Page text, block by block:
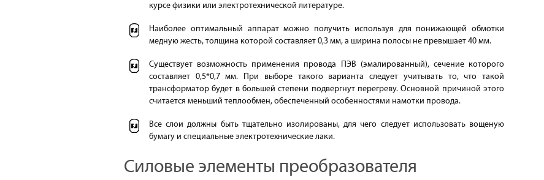
курсе физики или электротехнической литературе.
Наиболее оптимальный аппарат можно получить используя для понижающей обмотки
медную жесть, толщина которой составляет 0,3 мм, а ширина полосы не превышает 40 мм.
Существует возможность применения провода ПЭВ (эмалированный), сечение которого
составляет 0,5*0,7 мм. При выборе такого варианта следует учитывать то, что такой
трансформатор будет в большей степени подвергнут перегреву. Основной причиной этого
считается меньший теплообмен, обеспеченный особенностями намотки провода.
Все слои должны быть тщательно изолированы, для чего следует использовать вощеную
бумагу и специальные электротехнические лаки.
Силовые элементы преобразователя